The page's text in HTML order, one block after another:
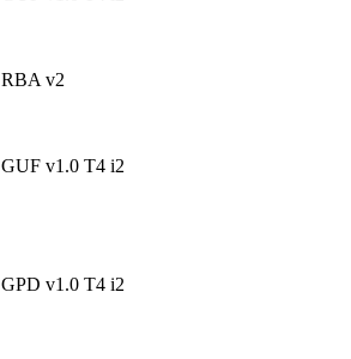
RBA v2
GUF v1.0 T4 i2
GPD v1.0 T4 i2